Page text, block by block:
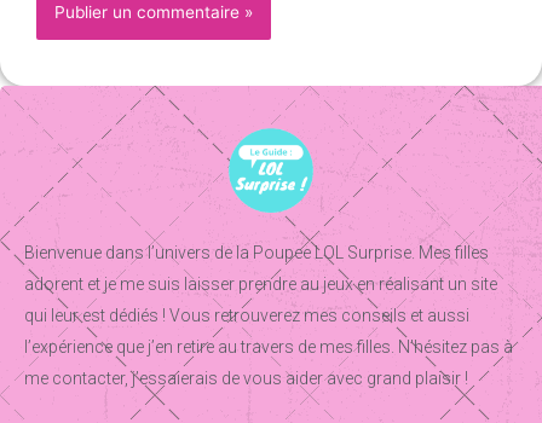
Bienvenue dans l’univers de la Poupee LOL Surprise. Mes filles
adorent et je me suis laisser prendre au jeux en réalisant un site
qui leur est dédiés ! Vous retrouverez mes conseils et aussi
l’expérience que j’en retire au travers de mes filles. N’hésitez pas à
me contacter, j’essaierais de vous aider avec grand plaisir !